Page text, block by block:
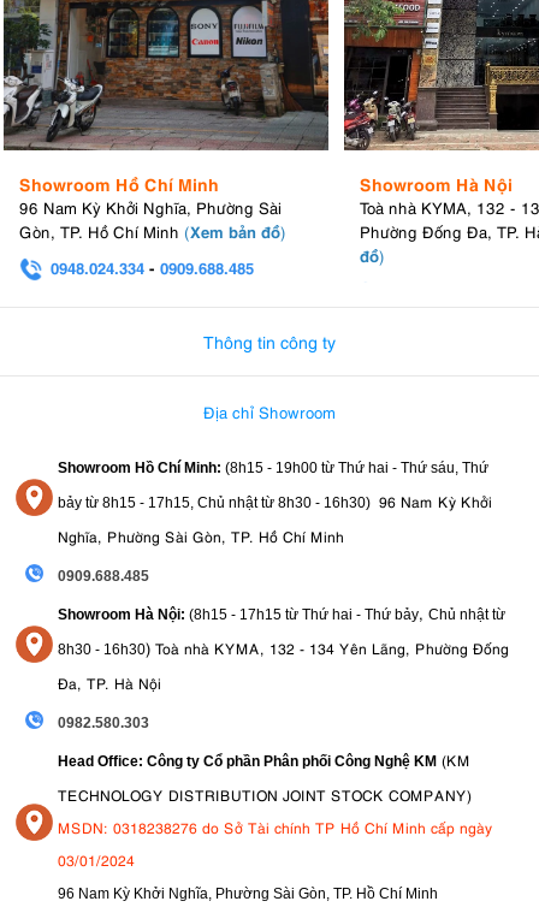
Showroom Hồ Chí Minh
96 Nam Kỳ Khởi Nghĩa, Phường Sài
Gòn, TP. Hồ Chí Minh (Xem bản đồ)
0948.024.334 - 0909.688.485
Showroom Hà Nội
Toà nhà KYMA, 132 -
Phường Đống Đa, TP.
đồ)
Thông tin công ty
Địa chỉ Showroom
Showroom Hồ Chí Minh: (8h15 - 19h00 từ Thứ hai - Thứ sáu, Thứ
bảy từ 8h15 - 17h15, Chủ nhật từ 8h30 - 16h30) 96 Nam Kỳ Khởi
Nghĩa, Phường Sài Gòn, TP. Hồ Chí Minh
0909.688.485
Showroom Hà Nội: (8h15 - 17h15 từ Thứ hai - Thứ bảy, Chủ nhật từ
8h30 - 16h30) Toà nhà KYMA, 132 - 134 Yên Lãng, Phường Đống
Đa, TP. Hà Nội
0982.580.303
Head Office: Công ty Cổ phần Phân phối Công Nghệ KM (KM
TECHNOLOGY DISTRIBUTION JOINT STOCK COMPANY)
MSDN: 0318238276 do Sở Tài chính TP Hồ Chí Minh cấp ngày
03/01/2024
96 Nam Kỳ Khởi Nghĩa, Phường Sài Gòn, TP. Hồ Chí Minh